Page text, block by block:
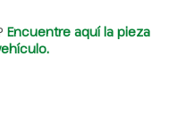
Encuentre aquí la pieza